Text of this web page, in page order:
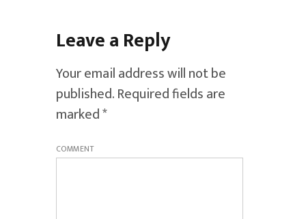
Leave a Reply
Your email address will not be
published.Required fields are
marked*
COMMENT